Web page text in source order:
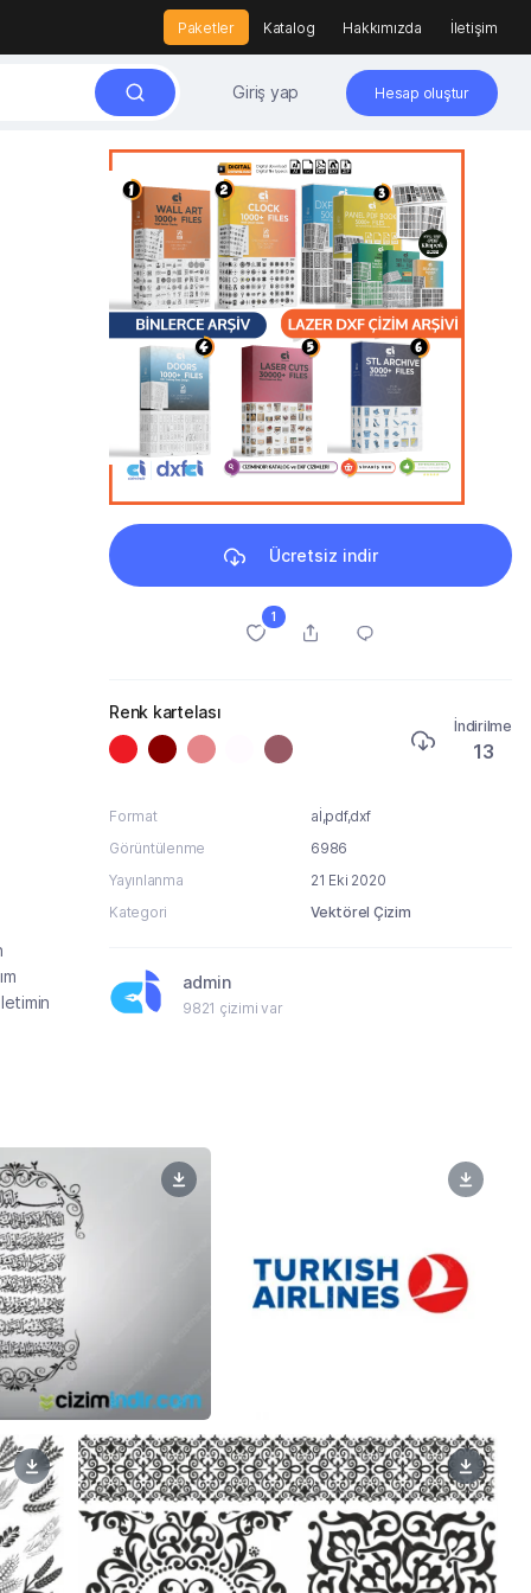
Paketler Katalog Hakkımızda İletişim
Giriş yap Hesap oluştur
Ücretsiz indir
1
Renk kartelası
İndirilme
13
Format
aİ,pdf,dxf
Görüntülenme
6986
Yayınlanma
21 Eki 2020
Kategori
Vektörel Çizim
admin
9821 çizimi var